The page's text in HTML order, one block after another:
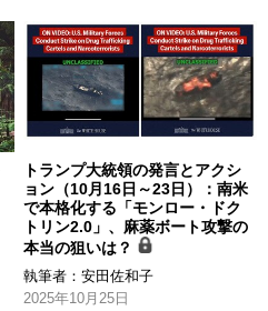
トランプ大統領の発言とアクシ
ョン（10月16日～23日）：南米
で本格化する「モンロー・ドク
トリン2.0」、麻薬ボート攻撃の
本当の狙いは？
執筆者：安田佐和子
2025年10月25日